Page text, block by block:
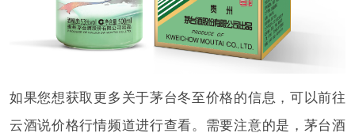
如果您想获取更多关于茅台冬至价格的信息，可以前往
云酒说价格行情频道进行查看。需要注意的是，茅台酒